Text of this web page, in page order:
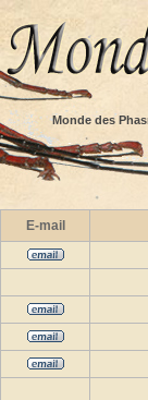
Monde des
E-mail